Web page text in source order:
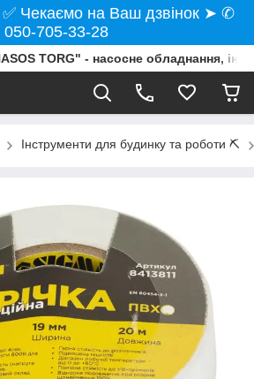
Чекаємо на Ваш дзвінок ➤ ✆
050-705-33-28
TORG" - насосне обладнання,
Інструменти для будинку та роботи ⛏️